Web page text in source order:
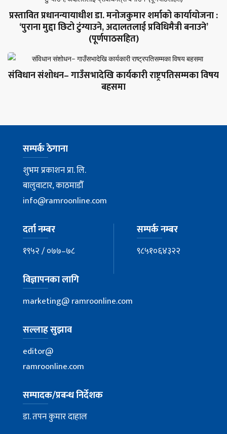
प्रस्तावित प्रधानन्यायाधीश डा. मनोजकुमार शर्माको कार्यायोजना :
‘पुराना मुद्दा छिटो टुंग्याउने, अदालतलाई प्रविधिमैत्री बनाउने’
(पूर्णपाठसहित)
संविधान संशोधन– गाउँसभादेखि कार्यकारी राष्ट्रपतिसम्मका विषय
बहसमा
सम्पर्क ठेगाना
शुभम प्रकाशन प्रा. लि.
बालुवाटार, काठमाडौँ
info@ramroonline.com
दर्ता नम्बर
१९५२ / ०७७–७८
सम्पर्क नम्बर
९८५१०६४३२२
विज्ञापनका लागि
marketing@ ramroonline.com
सल्लाह सुझाव
editor@
ramroonline.com
सम्पादक/प्रबन्ध निर्देशक
डा. तपन कुमार दाहाल